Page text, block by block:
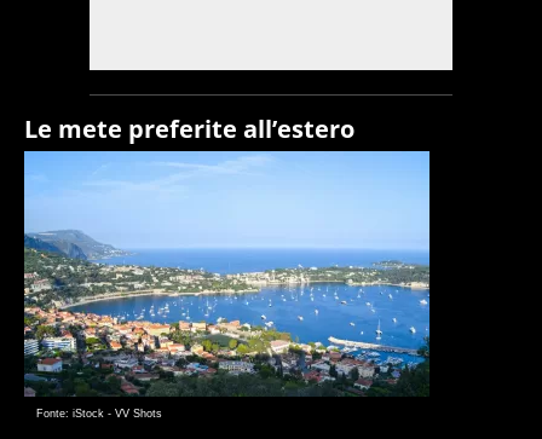
Le mete preferite all’estero
Fonte: iStock - VV Shots